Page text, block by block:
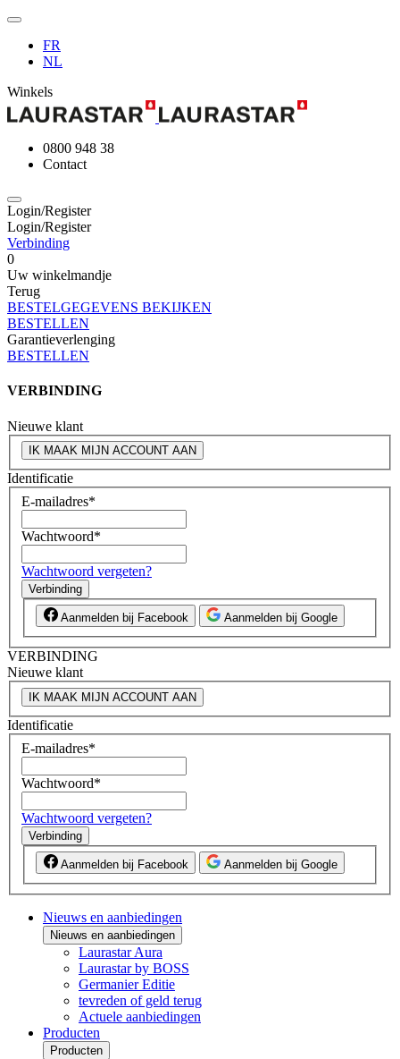
FR
NL
Winkels
0800 948 38
Contact
Login/Register
Login/Register
Verbinding
0
Uw winkelmandje
Terug
BESTELGEGEVENS BEKIJKEN
BESTELLEN
Garantieverlenging
BESTELLEN
VERBINDING
Nieuwe klant
IK MAAK MIJN ACCOUNT AAN
Identificatie
E-mailadres*
Wachtwoord*
Wachtwoord vergeten?
Verbinding
Aanmelden bij Facebook Aanmelden bij Google
VERBINDING
Nieuwe klant
IK MAAK MIJN ACCOUNT AAN
Identificatie
E-mailadres*
Wachtwoord*
Wachtwoord vergeten?
Verbinding
Aanmelden bij Facebook Aanmelden bij Google
Nieuws en aanbiedingen
Nieuws en aanbiedingen
Laurastar Aura
Laurastar by BOSS
Germanier Editie
tevreden of geld terug
Actuele aanbiedingen
Producten
Producten